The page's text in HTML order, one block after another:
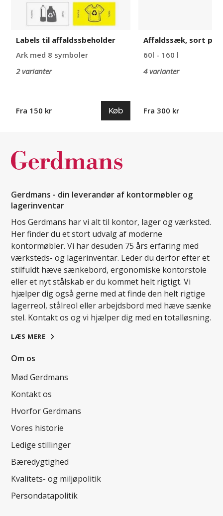
Labels til affaldssbeholder
Ark med 8 symboler
2 varianter
Fra 150 kr Køb
Affaldssæk, sort
60l - 160 l
4 varianter
Fra 300 kr
Gerdmans - din leverandør af kontormøbler og
lagerinventar
Hos Gerdmans har vi alt til kontor, lager og værksted.
Her finder du et stort udvalg af moderne
kontormøbler. Vi har desuden 75 års erfaring med
værksteds- og lagerinventar. Leder du derfor efter et
stilfuldt hæve sænkebord, ergonomiske kontorstole
eller et nyt stålskab er du kommet helt rigtigt. Vi
hjælper dig også gerne med at finde den helt rigtige
lagerreol, stålreol eller arbejdsbord med hæve sænke
stel. Kontakt os og vi hjælper dig med en totalløsning.
LÆS MERE
Om os
Mød Gerdmans
Kontakt os
Hvorfor Gerdmans
Vores historie
Ledige stillinger
Bæredygtighed
Kvalitets- og miljøpolitik
Persondatapolitik